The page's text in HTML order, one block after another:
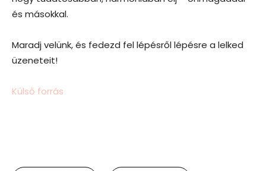
és másokkal.
Maradj velünk, és fedezd fel lépésről lépésre a lelked
üzeneteit!
Külső forrás